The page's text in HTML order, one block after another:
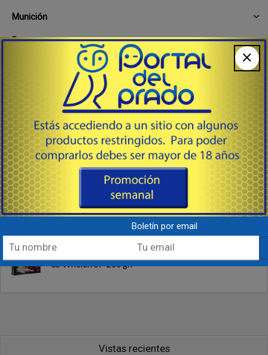
Munición
Recarga
Repuestos, Disparadores, Etc.
Seguridad Personal
Nuevos
223 Rem. FMJ BLACK® 62 gr
17 HMR NTX Polymer Tip 15.5gr.
35 Whelen SP 200 gr.
Vistas recientes
Boletín por email